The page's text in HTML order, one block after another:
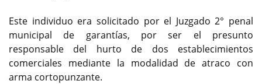
Este individuo era solicitado por el Juzgado 2° penal
municipal de garantías, por ser el presunto
responsable del hurto de dos establecimientos
comerciales mediante la modalidad de atraco con
arma cortopunzante.